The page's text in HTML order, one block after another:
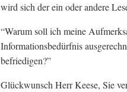
wird sich der ein oder andere
“Warum soll ich meine
Informationsbedürfnis
befriedigen?”
Glückwunsch Herr Keese, Sie